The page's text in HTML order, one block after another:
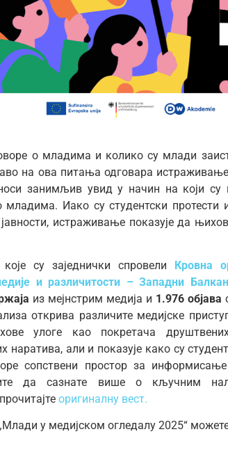
о младима и колико су млади
на ова питања одговара истраживање
занимљив увид у начин на који су
младима. Иако су студентски
истраживање показује да
су заједнички спровели Кровна
и различитости – Западни Балкан
из мејнстрим медија и 1.976 објава
открива различите медијске
улоге као покретача
наратива, али и показује како су
сопствени простор за
да сазнате више о кључним
оригиналну вест.
у медијском огледалу 2025“